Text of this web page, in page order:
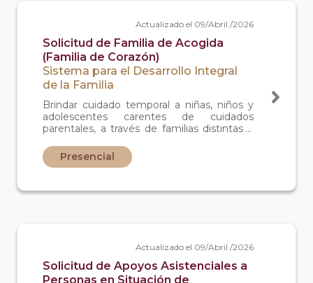
Actualizado el 09/Abril /2026
Solicitud de Familia de Acogida
(Familia de Corazón)
Sistema para el Desarrollo Integral
de la Familia
Brindar cuidado temporal a niñas, niños y
adolescentes carentes de cuidados
parentales, a través de familias distintas a
su situación jurídica.
Presencial
Actualizado el 09/Abril /2026
Solicitud de Apoyos Asistenciales a
Personas en Situación de